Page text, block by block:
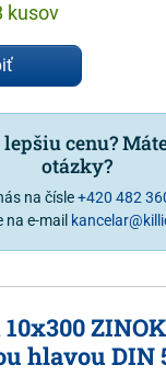
kusov
cenu?
otázky?
na čísle+420 482
na e-mail
hlavou DIN